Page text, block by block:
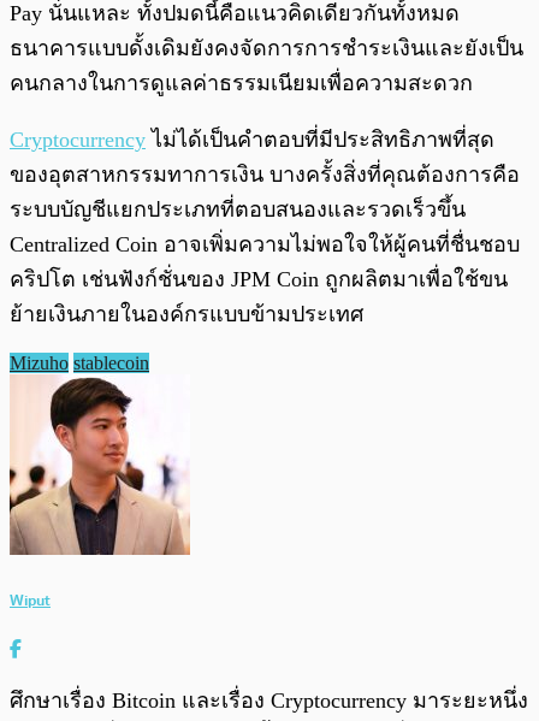
Pay นั่นแหละ ทั้งปมดนี้คือแนวคิดเดียวกันทั้งหมด
ธนาคารแบบดั้งเดิมยังคงจัดการการชำระเงินและยังเป็น
คนกลางในการดูแลค่าธรรมเนียมเพื่อความสะดวก
Cryptocurrency ไม่ได้เป็นคำตอบที่มีประสิทธิภาพที่สุด
ของอุตสาหกรรมทาการเงิน บางครั้งสิ่งที่คุณต้องการคือ
ระบบบัญชีแยกประเภทที่ตอบสนองและรวดเร็วขึ้น
Centralized Coin อาจเพิ่มความไม่พอใจให้ผู้คนที่ชื่นชอบ
คริปโต เช่นฟังก์ชั่นของ JPM Coin ถูกผลิตมาเพื่อใช้ขน
ย้ายเงินภายในองค์กรแบบข้ามประเทศ
Mizuho stablecoin
Wiput
ศึกษาเรื่อง Bitcoin และเรื่อง Cryptocurrency มาระยะหนึ่ง